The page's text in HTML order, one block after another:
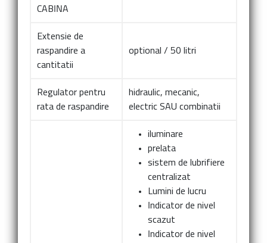
CABINA
Extensie de
raspandire a
cantitatii
optional / 50 litri
Regulator pentru
rata de raspandire
hidraulic, mecanic,
electric SAU combinatii
iluminare
prelata
sistem de lubrifiere
centralizat
Lumini de lucru
Indicator de nivel
scazut
Indicator de nivel